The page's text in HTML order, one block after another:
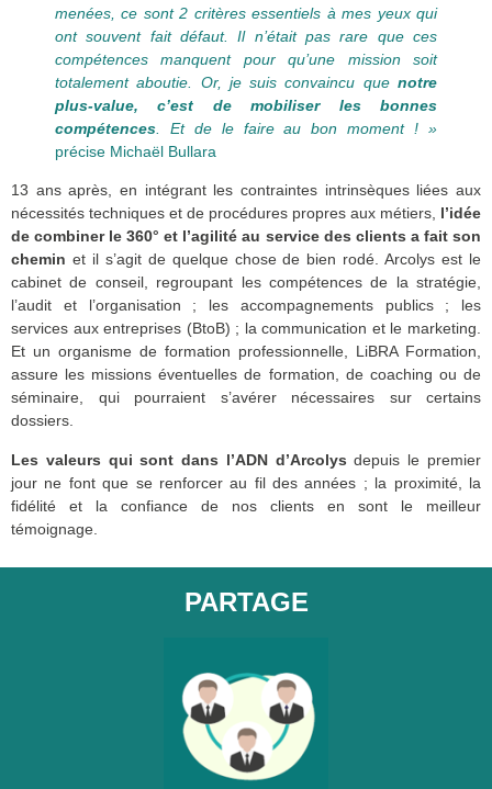
menées, ce sont 2 critères essentiels à mes yeux qui
ont souvent fait défaut. Il n’était pas rare que ces
compétences manquent pour qu’une mission soit
totalement aboutie. Or, je suis convaincu que notre
plus-value, c’est de mobiliser les bonnes
compétences . Et de le faire au bon moment ! »
précise Michaël Bullara
13 ans après, en intégrant les contraintes intrinsèques liées aux
nécessités techniques et de procédures propres aux métiers, l’idée
de combiner le 360° et l’agilité au service des clients a fait son
chemin et il s’agit de quelque chose de bien rodé. Arcolys est le
cabinet de conseil, regroupant les compétences de la stratégie,
l’audit et l’organisation ; les accompagnements publics; les
services aux entreprises (BtoB) ; lacommunication et le marketing
Et un organisme de formation professionnelle, LiBRA Formation
assure les missions éventuelles de formation, de coaching ou de
séminaire, qui pourraient s’avérer nécessaires sur certains
dossiers.
Les valeurs qui sont dans l’ADN d’Arcolys depuis le premier
jour ne font que se renforcer au fil des années ; la proximité, la
fidélité et la confiance de nos clients en sont le meilleur
témoignage.
PARTAGE